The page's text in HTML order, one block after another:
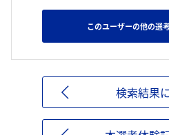
このユーザーの他の選
検索結果